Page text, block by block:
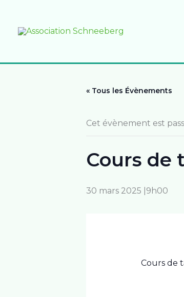
contenu
« Tous les Évènements
Cet évènement est
Cours de
30 mars 2025 |9h00
Cours de